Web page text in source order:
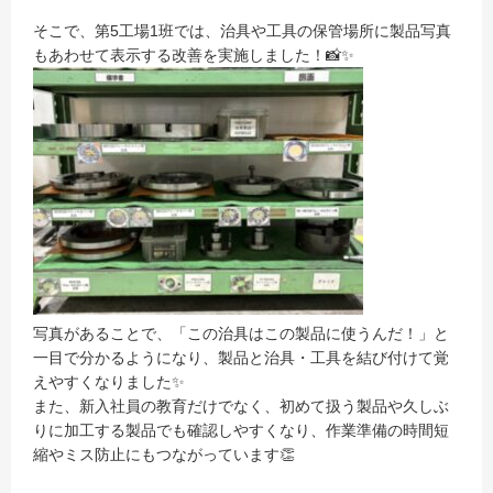
そこで、第5工場1班では、治具や工具の保管場所に製品写真
もあわせて表示する改善を実施しました！📸✨
写真があることで、「この治具はこの製品に使うんだ！」と
一目で分かるようになり、製品と治具・工具を結び付けて覚
えやすくなりました✨
また、新入社員の教育だけでなく、初めて扱う製品や久しぶ
りに加工する製品でも確認しやすくなり、作業準備の時間短
縮やミス防止にもつながっています👏